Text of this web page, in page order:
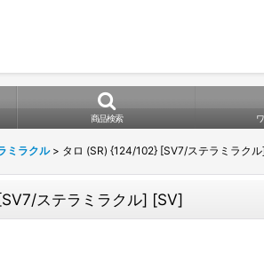
商品検索
ミラクル > タロ (SR) {124/102} [SV7/ステラミラク
ステラミラクル] [SV]